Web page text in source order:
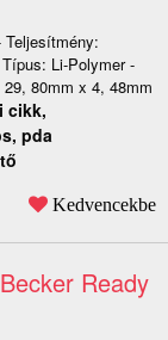
Li-Polymer -
80mm x 4, 48mm
cikk,
pda
Kedvencekbe
Ready